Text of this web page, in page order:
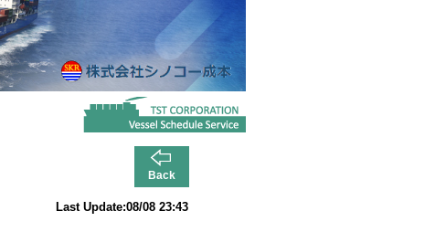
Back
Last Update:08/08 23:43